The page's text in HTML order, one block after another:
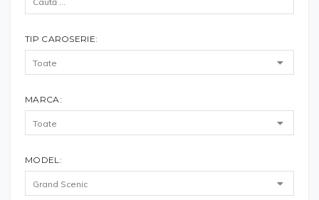
TIP CAROSERIE:
MARCA:
MODEL: